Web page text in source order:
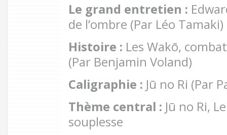
Le grand entretien :
de l’ombre (Par Léo Tamaki)
Histoire : Les Wakō,
(Par Benjamin Voland)
Caligraphie : Jū no Ri (Par
Thème central : Jū no Ri,
souplesse